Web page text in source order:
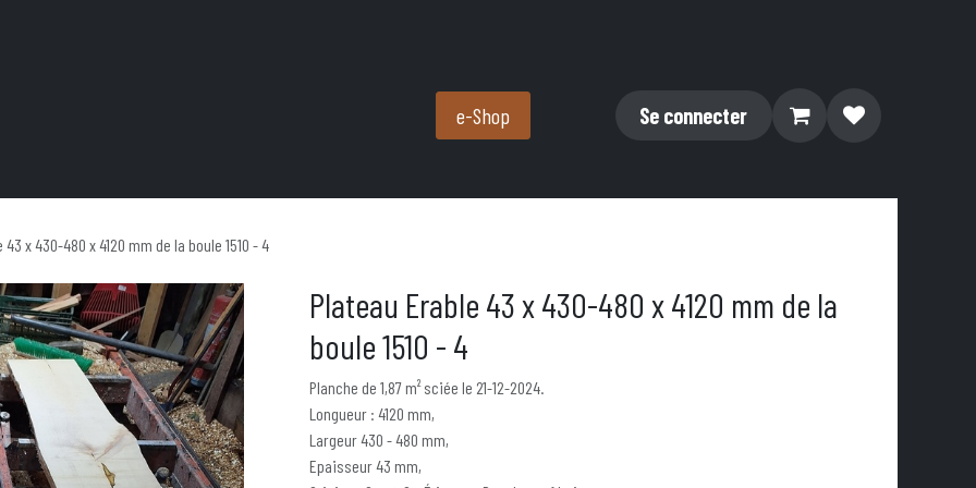
e-Shop Se connecter
x 430-480 x 4120 mm de la boule 1510 - 4
Plateau Erable 43 x 430-480 x 4120 mm de la
boule 1510 - 4
Planche de 1,87 m² sciée le 21-12-2024.
Longueur : 4120 mm,
Largeur 430 - 480 mm,
Epaisseur 43 mm,